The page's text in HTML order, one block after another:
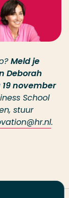
Meld je
Deborah
november
School
stuur
.